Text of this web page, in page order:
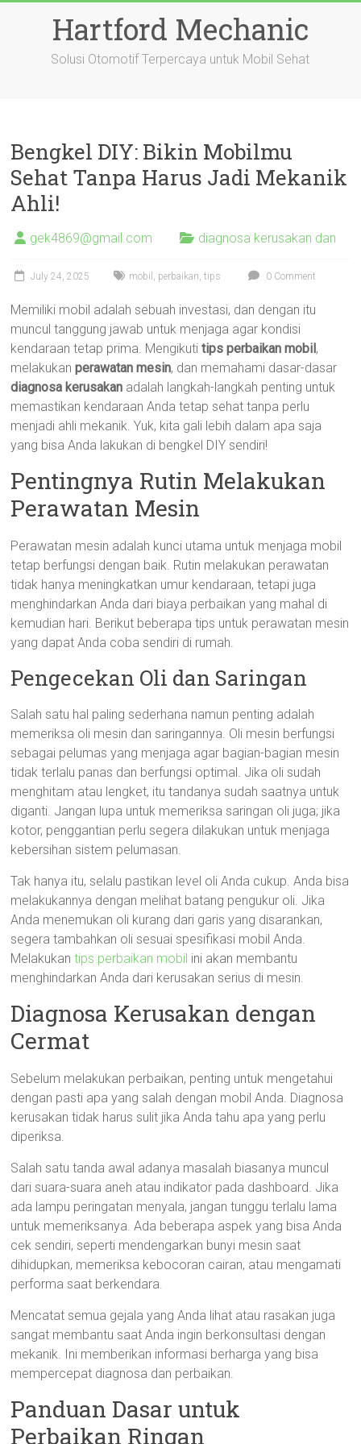
Hartford Mechanic
Solusi Otomotif Terpercaya untuk Mobil Sehat
Bengkel DIY: Bikin Mobilmu
Sehat Tanpa Harus Jadi Mekanik
Ahli!
gek4869@gmail.com diagnosa kerusakan dan
July 24, 2025 mobil , perbaikan,tips 0 Comment
Memiliki mobil adalah sebuah investasi, dan dengan itu
muncul tanggung jawab untuk menjaga agar kondisi
kendaraan tetap prima. Mengikutitips perbaikan mobil,
melakukanperawatan mesin, dan memahami dasar-dasar
diagnosa kerusakan adalah langkah-langkah penting untuk
memastikan kendaraan Anda tetap sehat tanpa perlu
menjadi ahli mekanik. Yuk, kita gali lebih dalam apa saja
yang bisa Anda lakukan di bengkel DIY sendiri!
Pentingnya Rutin Melakukan
Perawatan Mesin
Perawatan mesin adalah kunci utama untuk menjaga mobil
tetap berfungsi dengan baik. Rutin melakukan perawatan
tidak hanya meningkatkan umur kendaraan, tetapi juga
menghindarkan Anda dari biaya perbaikan yang mahal di
kemudian hari. Berikut beberapa tips untuk perawatan mesin
yang dapat Anda coba sendiri di rumah.
Pengecekan Oli dan Saringan
Salah satu hal paling sederhana namun penting adalah
memeriksa oli mesin dan saringannya. Oli mesin berfungsi
sebagai pelumas yang menjaga agar bagian-bagian mesin
tidak terlalu panas dan berfungsi optimal. Jika oli sudah
menghitam atau lengket, itu tandanya sudah saatnya untuk
diganti. Jangan lupa untuk memeriksa saringan oli juga; jika
kotor, penggantian perlu segera dilakukan untuk menjaga
kebersihan sistem pelumasan.
Tak hanya itu, selalu pastikan level oli Anda cukup. Anda bisa
melakukannya dengan melihat batang pengukur oli. Jika
Anda menemukan oli kurang dari garis yang disarankan,
segera tambahkan oli sesuai spesifikasi mobil Anda.
Melakukantips perbaikan mobil ini akan membantu
menghindarkan Anda dari kerusakan serius di mesin.
Diagnosa Kerusakan dengan
Cermat
Sebelum melakukan perbaikan, penting untuk mengetahui
dengan pasti apa yang salah dengan mobil Anda. Diagnosa
kerusakan tidak harus sulit jika Anda tahu apa yang perlu
diperiksa.
Salah satu tanda awal adanya masalah biasanya muncul
dari suara-suara aneh atau indikator pada dashboard. Jika
ada lampu peringatan menyala, jangan tunggu terlalu lama
untuk memeriksanya. Ada beberapa aspek yang bisa Anda
cek sendiri, seperti mendengarkan bunyi mesin saat
dihidupkan, memeriksa kebocoran cairan, atau mengamati
performa saat berkendara.
Mencatat semua gejala yang Anda lihat atau rasakan juga
sangat membantu saat Anda ingin berkonsultasi dengan
mekanik. Ini memberikan informasi berharga yang bisa
mempercepat diagnosa dan perbaikan.
Panduan Dasar untuk
Perbaikan Ringan